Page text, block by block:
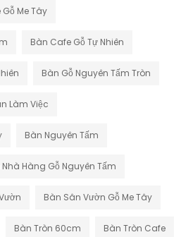
Me Tây
Bàn Cafe Gỗ Tự Nhiên
Bàn Gỗ Nguyên Tấm Tròn
Làm Việc
Bàn Nguyên Tấm
Nhà Hàng Gỗ Nguyên Tấm
Bàn Sân Vườn Gỗ Me Tây
Bàn Tròn 60cm Bàn Tròn Cafe